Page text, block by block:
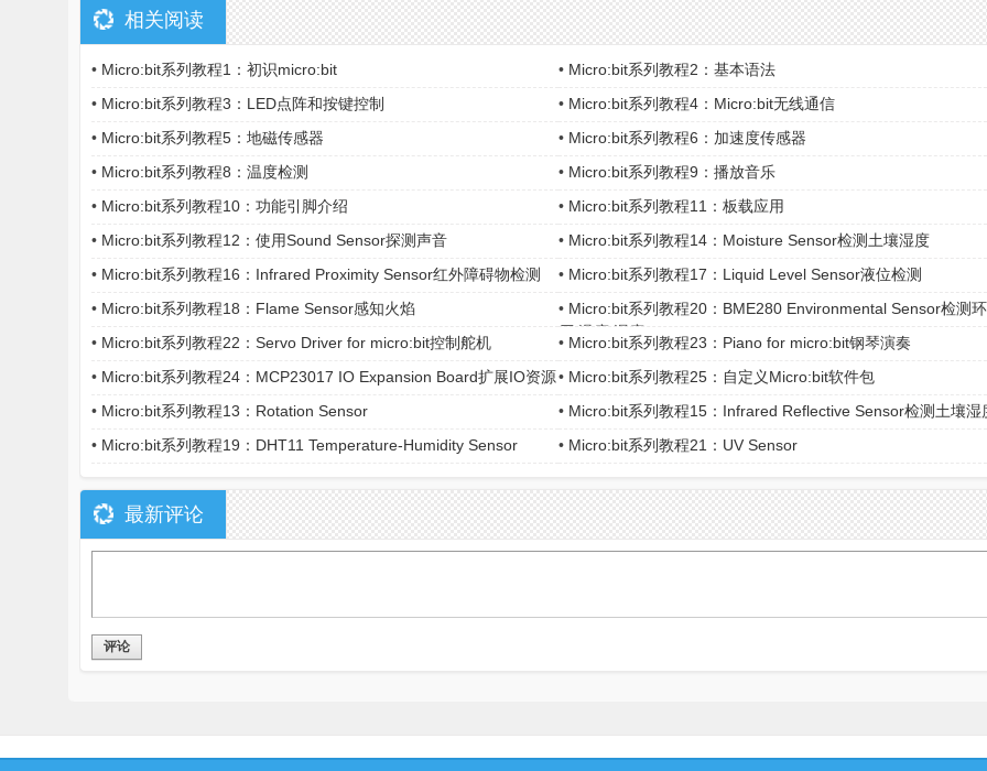
相关阅读
• Micro:bit系列教程1：初识micro:bit • Micro:bit系列教程2：基本语法
• Micro:bit系列教程3：LED点阵和按键控制 • Micro:bit系列教程4：Micro:bit无线通信
• Micro:bit系列教程5：地磁传感器 • Micro:bit系列教程6：加速度传感器
• Micro:bit系列教程8：温度检测 • Micro:bit系列教程9：播放音乐
• Micro:bit系列教程10：功能引脚介绍 • Micro:bit系列教程11：板载应用
• Micro:bit系列教程12：使用Sound Sensor探测声音 • Micro:bit系列教程14：Moisture Sensor检测土壤湿度
• Micro:bit系列教程16：Infrared Proximity Sensor红外障碍物检测 • Micro:bit系列教程17：Liquid Level Sensor液位检测
• Micro:bit系列教程18：Flame Sensor感知火焰 • Micro:bit系列教程20：BME280 Environmental Sensor检测
压/温度/湿度 ... ... ...
• Micro:bit系列教程22：Servo Driver for micro:bit控制舵机 • Micro:bit系列教程23：Piano for micro:bit钢琴演奏
• Micro:bit系列教程24：MCP23017 IO Expansion Board扩展IO资源• Micro:bit系列教程25：自定义Micro:bit软件包
• Micro:bit系列教程13：Rotation Sensor • Micro:bit系列教程15：Infrared Reflective Sensor检测土壤湿
• Micro:bit系列教程19：DHT11 Temperature-Humidity Sensor • Micro:bit系列教程21：UV Sensor
最新评论
评论